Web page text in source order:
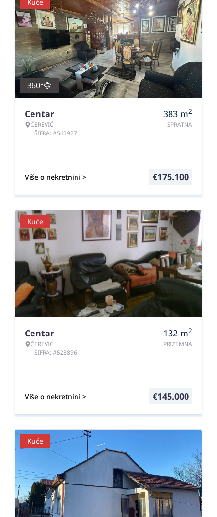
Kuće
360°
Centar
ČEREVIĆ
ŠIFRA: #543927
383 m2
SPRATNA
Više o nekretnini > €175.100
Kuće
Centar
ČEREVIĆ
ŠIFRA: #523896
132 m2
PRIZEMNA
Više o nekretnini > €145.000
Kuće